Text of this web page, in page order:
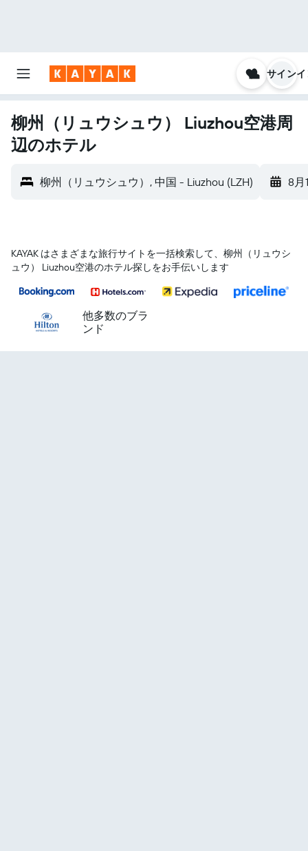
サイン
柳州（リュウシュウ） Liuzhou空港​周
辺のホテル
柳州（リュウシュウ）, 中国 - Liuzhou (LZH) 8月
KAYAK はさまざまな旅行サイトを一括検索して、柳州（リュウシ
ュウ） Liuzhou空港のホテル探しをお手伝いします
他多数のブラ
ンド